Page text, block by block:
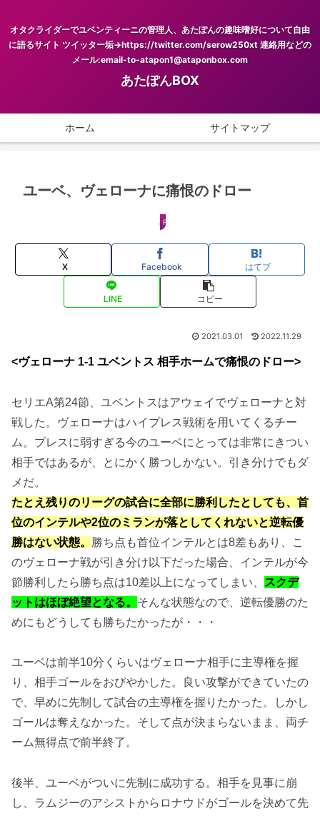
オタクライダーでユベンティーニの管理人、あたぽんの趣味嗜好について自由
に語るサイト ツイッター垢→https://twitter.com/serow250xt 連絡用などの
メール:email-to-atapon1@ataponbox.com
あたぽんBOX
ホーム サイトマップ
ユーベ、ヴェローナに痛恨のドロー
FOOTBALL
X Facebook はてブ
LINE コピー
2021.03.01 2022.11.29
<ヴェローナ 1-1 ユベントス 相手ホームで痛恨のドロー>
セリエA第24節、ユベントスはアウェイでヴェローナと対
戦した。ヴェローナはハイプレス戦術を用いてくるチー
ム。プレスに弱すぎる今のユーベにとっては非常にきつい
相手ではあるが、とにかく勝つしかない。引き分けでもダ
メだ。
たとえ残りのリーグの試合に全部に勝利したとしても、首
位のインテルや2位のミランが落としてくれないと逆転優
勝はない状態。 勝ち点も首位インテルとは8差もあり、こ
のヴェローナ戦が引き分け以下だった場合、インテルが今
節勝利したら勝ち点は10差以上になってしまい、
スクデ
ットはほぼ絶望となる。 そんな状態なので、逆転優勝のた
めにもどうしても勝ちたかったが・・・
ユーベは前半10分くらいはヴェローナ相手に主導権を握
り、相手ゴールをおびやかした。良い攻撃ができていたの
で、早めに先制して試合の主導権を握りたかった。しかし
ゴールは奪えなかった。そして点が決まらないまま、両チ
ーム無得点で前半終了。
後半、ユーベがついに先制に成功する。相手を見事に崩
し、ラムジーのアシストからロナウドがゴールを決めて先